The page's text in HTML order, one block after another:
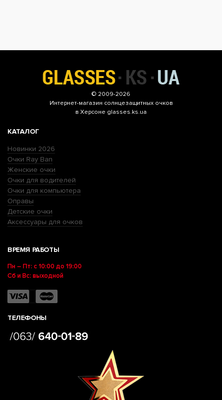
© 2009-2026
Интернет-магазин солнцезащитных очков
в Херсоне glasses.ks.ua
КАТАЛОГ
Новинки 2026
Очки Ray Ban
Женские очки
Очки для водителей
Очки для компьютера
Оправы
Детские очки
Аксессуары для очков
ВРЕМЯ РАБОТЫ
Пн – Пт: с 10:00 до 19:00
Сб и Вс: выходной
ТЕЛЕФОНЫ